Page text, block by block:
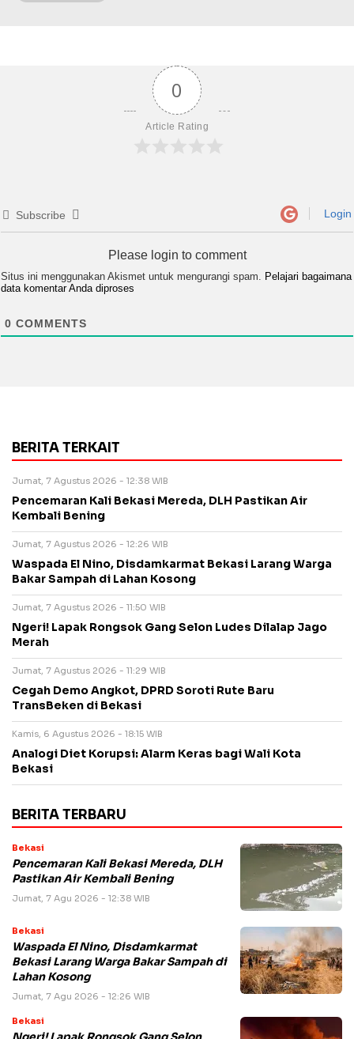
0
Article Rating
Subscribe Login
Please login to comment
Situs ini menggunakan Akismet untuk mengurangi spam.
Pelajari bagaimana
data komentar Anda diproses
0 COMMENTS
BERITA TERKAIT
Jumat, 7 Agustus 2026 - 12:38 WIB
Pencemaran Kali Bekasi Mereda, DLH Pastikan Air
Kembali Bening
Jumat, 7 Agustus 2026 - 12:26 WIB
Waspada El Nino, Disdamkarmat Bekasi Larang Warga
Bakar Sampah di Lahan Kosong
Jumat, 7 Agustus 2026 - 11:50 WIB
Ngeri! Lapak Rongsok Gang Selon Ludes Dilalap Jago
Merah
Jumat, 7 Agustus 2026 - 11:29 WIB
Cegah Demo Angkot, DPRD Soroti Rute Baru
TransBeken di Bekasi
Kamis, 6 Agustus 2026 - 18:15 WIB
Analogi Diet Korupsi: Alarm Keras bagi Wali Kota
Bekasi
BERITA TERBARU
Bekasi
Pencemaran Kali Bekasi Mereda, DLH
Pastikan Air Kembali Bening
Jumat, 7 Agu 2026 - 12:38 WIB
Bekasi
Waspada El Nino, Disdamkarmat
Bekasi Larang Warga Bakar Sampah di
Lahan Kosong
Jumat, 7 Agu 2026 - 12:26 WIB
Bekasi